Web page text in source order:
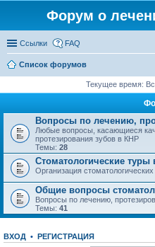
Форум о
Ссылки FAQ
Список форумов
Текущее время:
Вопросы по лечению,
Любые вопросы, касающиеся
протезирования зубов в КНР
Темы: 28
Стоматологические туры
Организация
Общие вопросы
Вопросы по лечению,
Темы: 41
ВХОД • РЕГИСТРАЦИЯ